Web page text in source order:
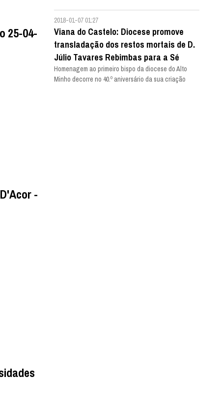
25-04-
-
2018-01-07 01:27
Viana do Castelo: Diocese promove
transladação dos restos mortais de D.
Júlio Tavares Rebimbas para a Sé
Homenagem ao primeiro bispo da diocese do Alto
Minho decorre no 40.º aniversário da sua criação